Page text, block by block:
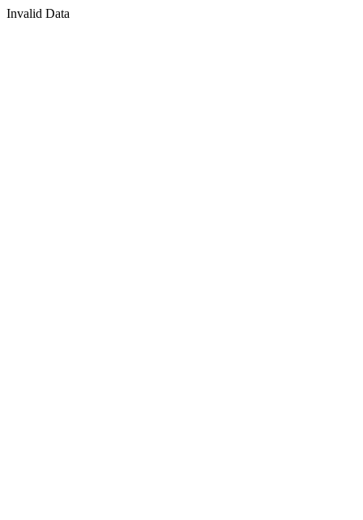
Invalid Data